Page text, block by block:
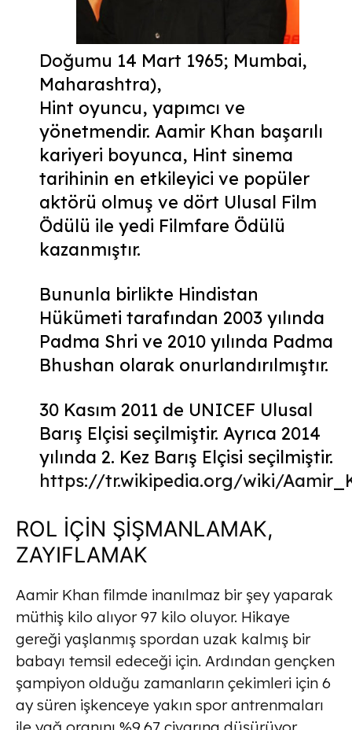
Doğumu 14 Mart 1965; Mumbai,
Maharashtra),
Hint oyuncu, yapımcı ve
yönetmendir. Aamir Khan başarılı
kariyeri boyunca, Hint sinema
tarihinin en etkileyici ve popüler
aktörü olmuş ve dört Ulusal Film
Ödülü ile yedi Filmfare Ödülü
kazanmıştır.
Bununla birlikte Hindistan
Hükümeti tarafından 2003 yılında
Padma Shri ve 2010 yılında Padma
Bhushan olarak onurlandırılmıştır.
30 Kasım 2011 de UNICEF Ulusal
Barış Elçisi seçilmiştir. Ayrıca 2014
yılında 2. Kez Barış Elçisi seçilmiştir.
https://tr.wikipedia.org/wiki/
ROL İÇİN ŞİŞMANLAMAK,
ZAYIFLAMAK
Aamir Khan filmde inanılmaz bir şey yaparak
müthiş kilo alıyor 97 kilo oluyor. Hikaye
gereği yaşlanmış spordan uzak kalmış bir
babayı temsil edeceği için. Ardından gençken
şampiyon olduğu zamanların çekimleri için 6
ay süren işkenceye yakın spor antrenmaları